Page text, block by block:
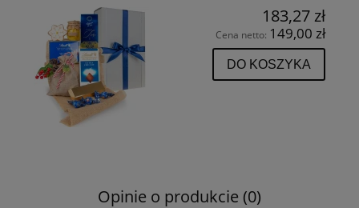
183,27 zł
Cena netto: 149,00 zł
DO KOSZYKA
Opinie o produkcie (0)